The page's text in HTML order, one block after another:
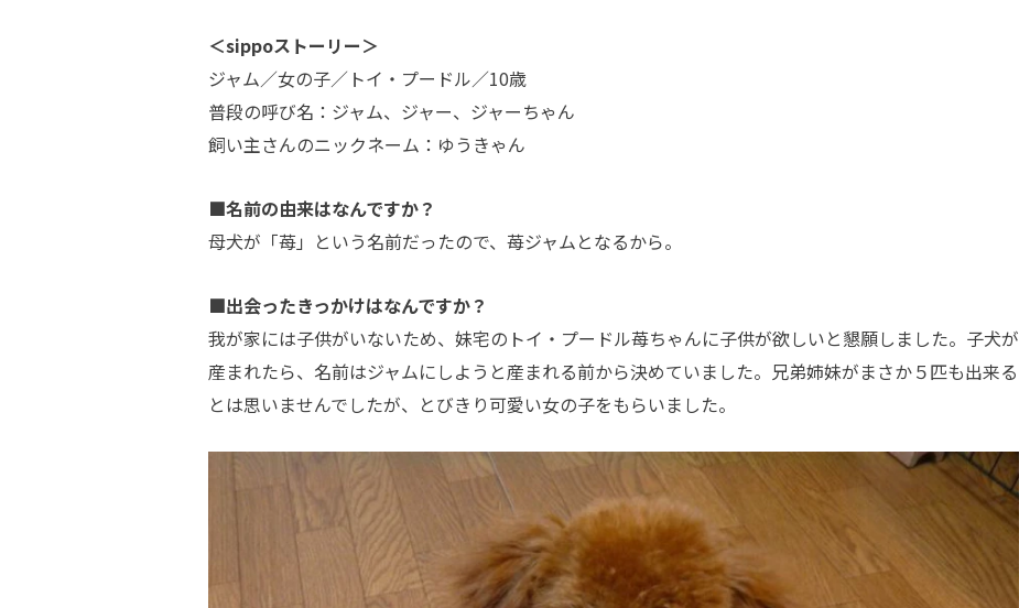
＜sippoストーリー＞
ジャム／女の子／トイ・プードル／10歳
普段の呼び名：ジャム、ジャー、ジャーちゃん
飼い主さんのニックネーム：ゆうきゃん
■名前の由来はなんですか？
母犬が「苺」という名前だったので、苺ジャムとなるから。
■出会ったきっかけはなんですか？
我が家には子供がいないため、妹宅のトイ・プードル苺ちゃんに子供が欲しいと懇願しました。子犬が
産まれたら、名前はジャムにしようと産まれる前から決めていました。 兄弟姉妹がまさか５匹も出来る
とは思いませんでしたが、とびきり可愛い女の子をもらいました。